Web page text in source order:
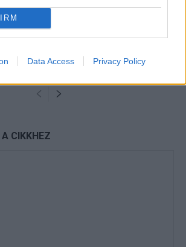
Data Access Privacy Policy
a Tresco-szigeten – A Josh
CIKKHEZ